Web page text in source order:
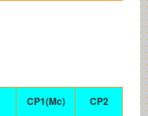
CP1(Mc) CP2